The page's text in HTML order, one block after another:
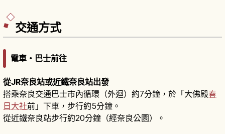
交通方式
電車・巴士前往
從JR奈良站或近鐵奈良站出發
搭乘奈良交通巴士市內循環（外迴）約7分鐘，於「大佛殿春
日大社前」下車，步行約5分鐘。
從近鐵奈良站步行約20分鐘（經奈良公園）。